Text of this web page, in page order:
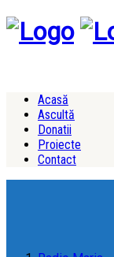
Acasă
Ascultă
Donatii
Proiecte
Contact